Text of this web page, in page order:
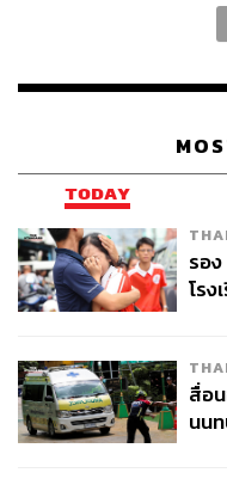
ลดลง 60% ภายในปี 2035
เงื่อนเวลาเมื่อเดือนกุมภ
มีการคาดการณ์ว่า การ
หลายครั้งที่ผ่านมา เพรา
ผลประโยชน์แห่งชาติ ซึ่ง
กลางคัน
COP30 ไร้เงาสหรั
ก๊าซเรือนกระจกมา
TODAY
รอ
โร
สื่อ
นน